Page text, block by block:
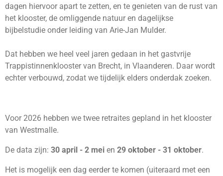
dagen hiervoor apart te zetten, en te genieten van de rust van
het klooster, de omliggende natuur en dagelijkse
bijbelstudie onder leiding van Arie-Jan Mulder.
Dat hebben we heel veel jaren gedaan in het gastvrije
Trappistinnenklooster van Brecht, in Vlaanderen. Daar wordt
echter verbouwd, zodat we tijdelijk elders onderdak zoeken.
Voor 2026 hebben we twee retraites gepland in het klooster
van Westmalle.
De data zijn: 30 april - 2 mei en 29 oktober - 31 oktober.
Het is mogelijk een dag eerder te komen (uiteraard met een